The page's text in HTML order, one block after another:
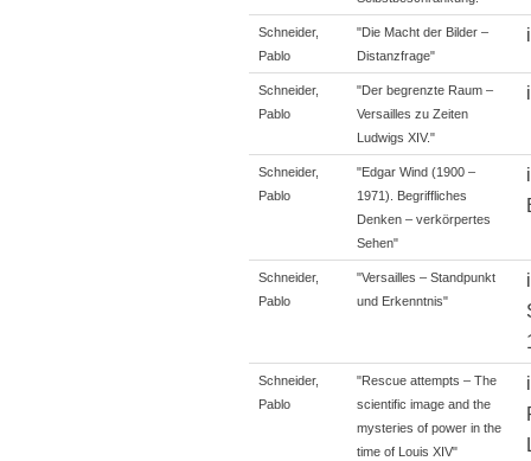
Schneider,
Pablo
"Die Macht der Bilder –
Distanzfrage"
Schneider,
Pablo
"Der begrenzte Raum –
Versailles zu Zeiten
Ludwigs XIV."
Schneider,
Pablo
"Edgar Wind (1900 –
1971). Begriffliches
Denken – verkörpertes
Sehen"
Schneider,
Pablo
"Versailles – Standpunkt
und Erkenntnis"
Schneider,
Pablo
"Rescue attempts – The
scientific image and the
mysteries of power in the
time of Louis XIV"